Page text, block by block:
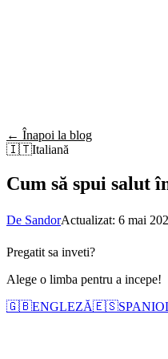
← Înapoi la blog
🇮🇹Italiană
Cum să spui salut
De SandorActualizat: 6 mai
Pregatit sa inveti?
Alege o limba pentru a incepe!
🇬🇧ENGLEZĂ🇪🇸